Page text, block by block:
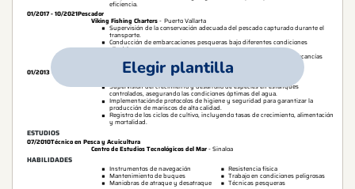
Elegir plantilla